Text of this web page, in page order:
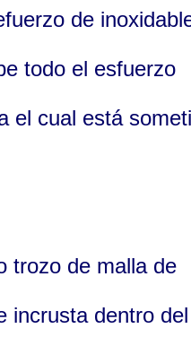
de
todo el esfuerzo
el cual está
trozo de malla de
incrusta dentro del